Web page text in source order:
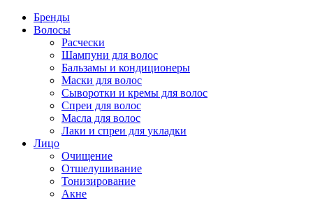
Бренды
Волосы
Расчески
Шампуни для волос
Бальзамы и кондиционеры
Маски для волос
Сыворотки и кремы для волос
Спреи для волос
Масла для волос
Лаки и спреи для укладки
Лицо
Очищение
Отшелушивание
Тонизирование
Акне